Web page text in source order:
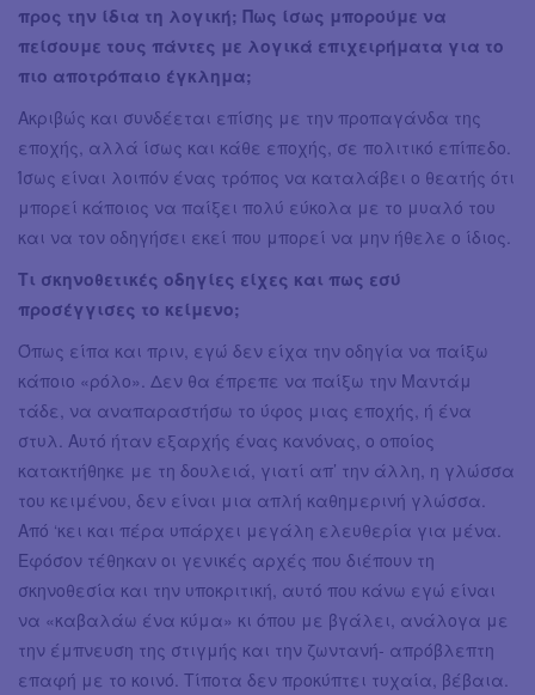
προς την ίδια τη λογική; Πως ίσως μπορούμε να
πείσουμε τους πάντες με λογικά επιχειρήματα για το
πιο αποτρόπαιο έγκλημα;
Ακριβώς και συνδέεται επίσης με την προπαγάνδα της
εποχής, αλλά ίσως και κάθε εποχής, σε πολιτικό επίπεδο.
Ίσως είναι λοιπόν ένας τρόπος να καταλάβει ο θεατής ότι
μπορεί κάποιος να παίξει πολύ εύκολα με το μυαλό του
και να τον οδηγήσει εκεί που μπορεί να μην ήθελε ο ίδιος.
Τι σκηνοθετικές οδηγίες είχες και πως εσύ
προσέγγισες το κείμενο;
Όπως είπα και πριν, εγώ δεν είχα την οδηγία να παίξω
κάποιο «ρόλο». Δεν θα έπρεπε να παίξω την Μαντάμ
τάδε, να αναπαραστήσω το ύφος μιας εποχής, ή ένα
στυλ. Αυτό ήταν εξαρχής ένας κανόνας, ο οποίος
κατακτήθηκε με τη δουλειά, γιατί απ’ την άλλη, η γλώσσα
του κειμένου, δεν είναι μια απλή καθημερινή γλώσσα.
Από ‘κει και πέρα υπάρχει μεγάλη ελευθερία για μένα.
Εφόσον τέθηκαν οι γενικές αρχές που διέπουν τη
σκηνοθεσία και την υποκριτική, αυτό που κάνω εγώ είναι
να «καβαλάω ένα κύμα» κι όπου με βγάλει, ανάλογα με
την έμπνευση της στιγμής και την ζωντανή- απρόβλεπτη
επαφή με το κοινό. Τίποτα δεν προκύπτει τυχαία, βέβαια.